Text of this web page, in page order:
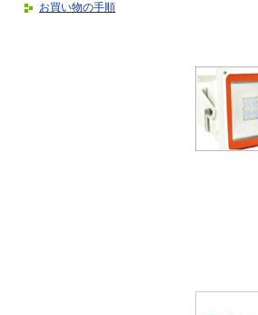
お買い物の手順